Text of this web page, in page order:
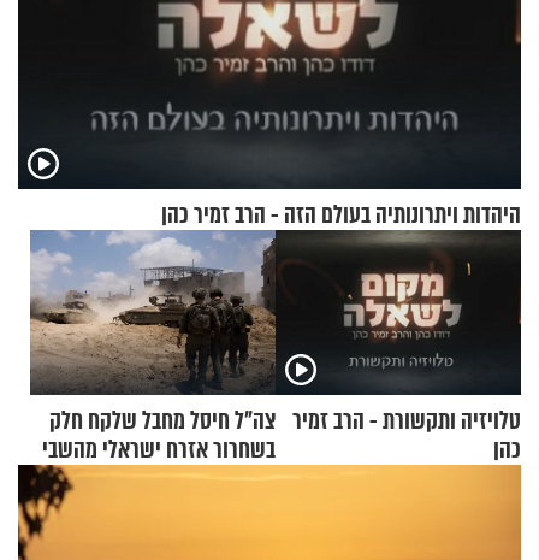
היהדות ויתרונותיה בעולם הזה - הרב זמיר כהן
טלויזיה ותקשורת - הרב זמיר
כהן
צה"ל חיסל מחבל שלקח חלק
בשחרור אזרח ישראלי מהשבי